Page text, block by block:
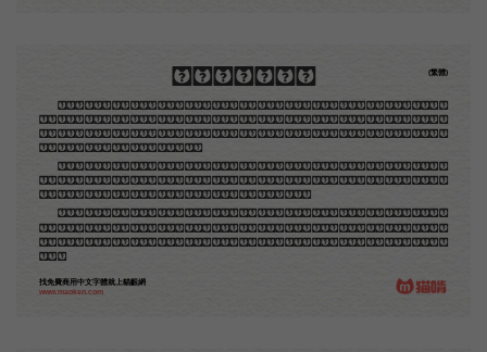
木刻創作法·序
地不問東西，凡木刻的圖版，向來是畫管畫，刻管刻，印管印的。中國用得最早，而照例也久經衰
退；清光緒中，英人傅蘭雅氏編印《格致彙編》，插圖就已非中國刻工所能刻，精細的必需由英國運了
圖版來。那就是所謂「木口木刻」，也即「複製木刻」，和用在編給印度人讀的英文書，後來也就移給
中國人讀的英文書上的插畫，是同類的。
那時我還是一個兒童，見了這些圖，便震驚於它的精工活潑，當作寶貝看。到近幾年，才知道西洋
還有一種由畫家一手造成的版畫，也就是原畫，倘用木版，便叫作「創作木刻」，是藝術家直接的創作
品，毫不假手於刻者和印者的。現在我們所要紹介的，便是這一種。
但是至今沒有一本講說木刻的書，這才是第一本。雖然稍簡略，卻已經給了讀者一個大意。由此發
展下去，路是廣大得很。題材會豐富起來的，技藝也會精煉起來的，採取新法，加以中國舊日之所長，
還有開出一條新的路徑來的希望。那時作者各將自己的本領和心得，貢獻出來，中國的木刻界就會發生
光焰。
(繁體)
找免費商用中文字體就上貓齦網
www.maoken.com